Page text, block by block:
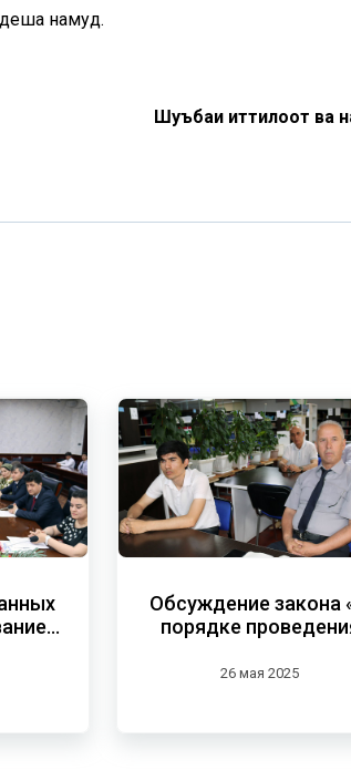
намуд.
Шуъбаи иттилоот ва
Обсуждение закона
порядке
Республике26 мая 2025